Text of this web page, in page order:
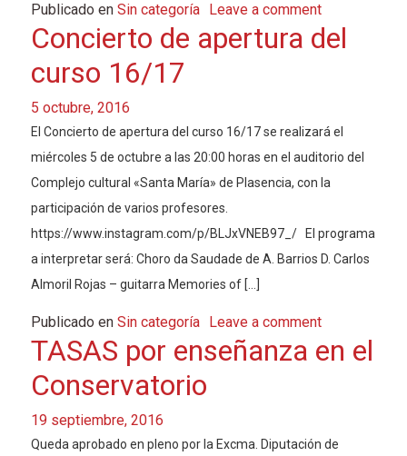
Publicado en Sin categoría Leave a comment
Concierto de apertura del
curso 16/17
5 octubre, 2016
El Concierto de apertura del curso 16/17 se realizará el
miércoles 5 de octubre a las 20:00 horas en el auditorio del
Complejo cultural «Santa María» de Plasencia, con la
participación de varios profesores.
https://www.instagram.com/p/BLJxVNEB97_/ El programa
a interpretar será: Choro da Saudade de A. Barrios D. Carlos
Almoril Rojas – guitarra Memories of […]
Publicado en Sin categoría Leave a comment
TASAS por enseñanza en el
Conservatorio
19 septiembre, 2016
Queda aprobado en pleno por la Excma. Diputación de